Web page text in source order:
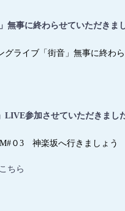
無事に終わらせていただきまし
グライブ「街音」無事に終わ
参加させていただきまし
０3 神楽坂へ行きましょう
こちら